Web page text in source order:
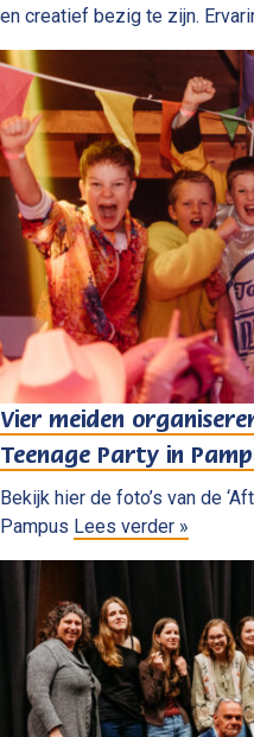
en creatief bezig te zijn.
Vier meiden
Teenage Party in
Bekijk hier de foto’s van de
Pampus Lees verder »